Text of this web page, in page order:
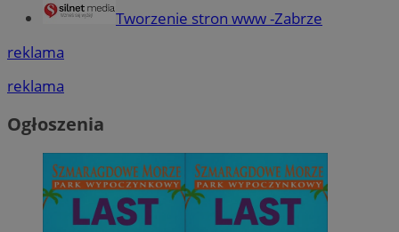
Tworzenie stron www -Zabrze
reklama
reklama
Ogłoszenia